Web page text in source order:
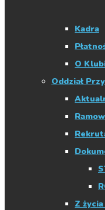
Kadra
O
Oddział
Z